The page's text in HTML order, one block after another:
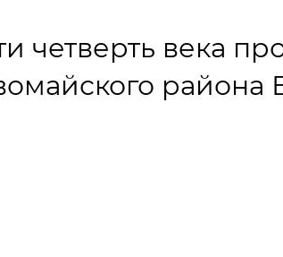
четверть века
района